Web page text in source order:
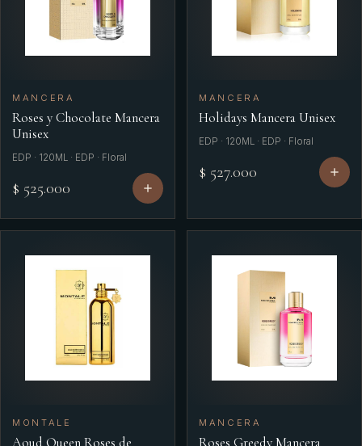
MANCERA
Roses y Chocolate Mancera
Unisex
EDP · 120ML · EDP · Floral
$ 525.000
MANCERA
Holidays Mancera Unisex
EDP · 120ML · EDP · Floral
$ 527.000
MONTALE
Aoud Queen Roses de
MANCERA
Roses Greedy Mancera